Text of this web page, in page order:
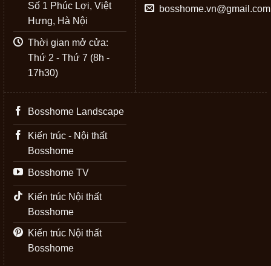
Số 1 Phúc Lợi, Việt
Hưng, Hà Nội
Thời gian mở cửa:
Thứ 2 - Thứ 7 (8h -
17h30)
bosshome.vn@gmail.com
Bosshome Landscape
Kiến trúc - Nội thất
Bosshome
Bosshome TV
Kiến trúc Nội thất
Bosshome
Kiến trúc Nội thất
Bosshome